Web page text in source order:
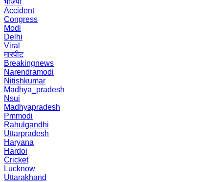
भाजपा
Accident
Congress
Modi
Delhi
Viral
मारपीट
Breakingnews
Narendramodi
Nitishkumar
Madhya_pradesh
Nsui
Madhyapradesh
Pmmodi
Rahulgandhi
Uttarpradesh
Haryana
Hardoi
Cricket
Lucknow
Uttarakhand